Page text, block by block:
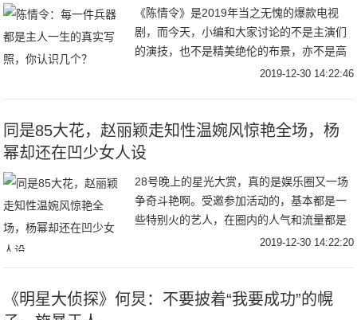
《陈情令》是2019年当之无愧的爆款电视
剧，而今天，小编和大家讨论的不是主演们
的演技，也不是精美绝伦的布景，亦不是高
还原的剧情内容，而是关于剧中演员们的兵
2019-12-30 14:22:46
同是85大花，赵丽颖走知性温婉风惊艳全场，杨
幂却还在凹少女人设
28号晚上的星光大赏，真的是娱乐圈又一场
争奇斗艳啊。受邀参加活动的，基本都是一
些特别火的艺人，在圈内的人气和流量都是
杠杠的。比如女星里面的迪丽热巴，杨幂，
2019-12-30 14:22:20
《明星大侦探》何炅：不要披着“我要成功”的幌